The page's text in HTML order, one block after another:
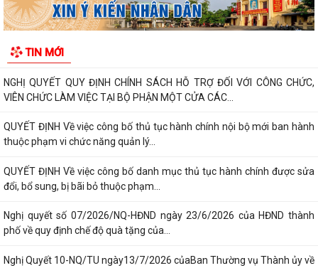
TIN MỚI
PHI NÔNG NGHIỆP NĂM 2026 VÀ PHÁT ĐỘNG ĐỢT...
chính sách hỗ trợ đối với người hoạt...
NGHỊ QUYẾT QUY ĐỊNH CHÍNH SÁCH HỖ TRỢ ĐỐI VỚI CÔNG CHỨC,
VIÊN CHỨC LÀM VIỆC TẠI BỘ PHẬN MỘT CỬA CÁC...
QUYẾT ĐỊNH Về việc công bố thủ tục hành chính nội bộ mới ban hành
thuộc phạm vi chức năng quản lý...
QUYẾT ĐỊNH Về việc công bố danh mục thủ tục hành chính được sửa
đổi, bổ sung, bị bãi bỏ thuộc phạm...
Nghị quyết số 07/2026/NQ-HĐND ngày 23/6/2026 của HĐND thành
phố về quy định chế độ quà tặng của...
Nghị Quyết 10-NQ/TU ngày13/7/2026 củaBan Thường vụ Thành ủy về